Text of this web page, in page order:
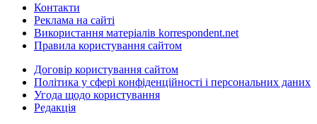
Контакти
Реклама на сайті
Використання матеріалів korrespondent.net
Правила користування сайтом
Договір користування сайтом
Політика у сфері конфіденційності і персональних даних
Угода щодо користування
Редакція